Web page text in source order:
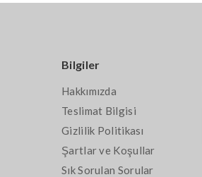
Bilgiler
Hakkımızda
Teslimat Bilgisi
Gizlilik Politikası
Şartlar ve Koşullar
Sık Sorulan Sorular